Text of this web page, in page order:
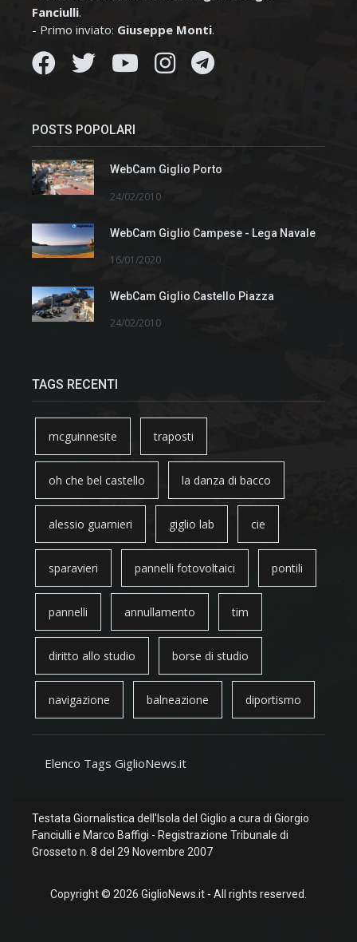
Fanciulli.
- Primo inviato: Giuseppe Monti.
POSTS POPOLARI
WebCam Giglio Porto
24/02/2010
WebCam Giglio Campese - Lega Navale
16/01/2020
WebCam Giglio Castello Piazza
24/02/2010
TAGS RECENTI
mcguinnesite traposti
oh che bel castello la danza di bacco
alessio guarnieri giglio lab cie
sparavieri pannelli fotovoltaici pontili
pannelli annullamento tim
diritto allo studio borse di studio
navigazione balneazione diportismo
Elenco Tags GiglioNews.it
Testata Giornalistica dell'Isola del Giglio a cura di Giorgio
Fanciulli e Marco Baffigi - Registrazione Tribunale di
Grosseto n. 8 del 29 Novembre 2007
Copyright © 2026 GiglioNews.it - All rights reserved.